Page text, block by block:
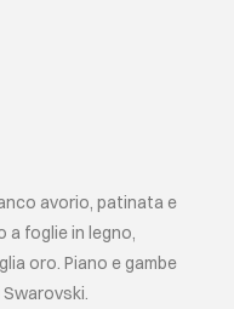
avorio, patinata e
a foglie in legno,
oro. Piano e gambe